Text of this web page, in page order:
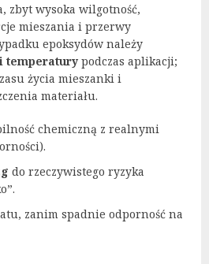
zbyt wysoka wilgotność,
mieszania i przerwy
epoksydów należy
temperatury podczas aplikacji;
życia mieszanki i
materiału.
chemiczną z realnymi
do rzeczywistego ryzyka
zanim spadnie odporność na